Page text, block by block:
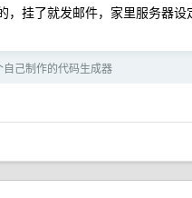
挂了就发邮件，家里服务器
自己制作的代码生成器